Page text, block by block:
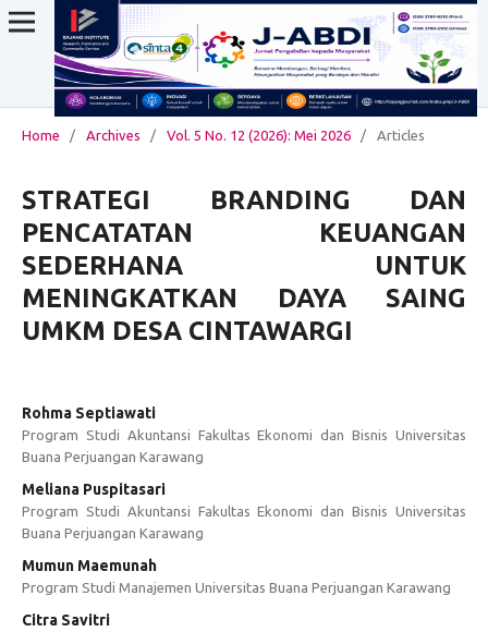
Home / Archives / Vol. 5 No. 12 (2026): Mei 2026 / Articles
STRATEGI BRANDING DAN
PENCATATAN KEUANGAN
SEDERHANA UNTUK
MENINGKATKAN DAYA SAING
UMKM DESA CINTAWARGI
Rohma Septiawati
Program Studi Akuntansi Fakultas Ekonomi dan Bisnis Universitas
Buana Perjuangan Karawang
Meliana Puspitasari
Program Studi Akuntansi Fakultas Ekonomi dan Bisnis Universitas
Buana Perjuangan Karawang
Mumun Maemunah
Program Studi Manajemen Universitas Buana Perjuangan Karawang
Citra Savitri